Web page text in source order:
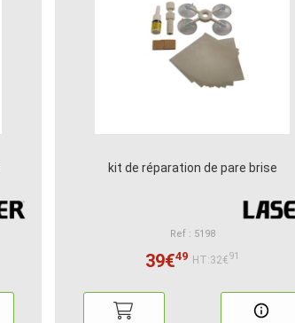
kit de réparation de pare brise
Ref : 5198
39€49 HT:32€91